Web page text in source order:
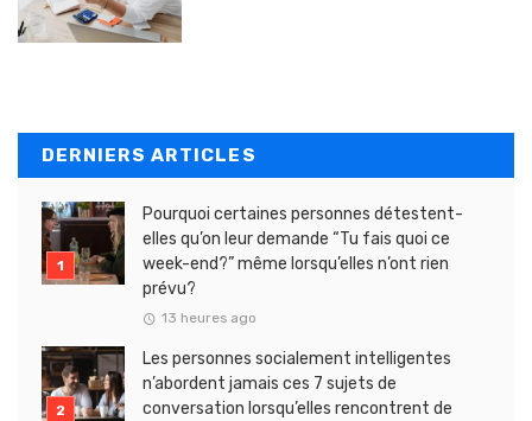
DERNIERS ARTICLES
Pourquoi certaines personnes détestent-
elles qu’on leur demande “Tu fais quoi ce
week-end?” même lorsqu’elles n’ont rien
prévu?
13 heures ago
Les personnes socialement intelligentes
n’abordent jamais ces 7 sujets de
conversation lorsqu’elles rencontrent de